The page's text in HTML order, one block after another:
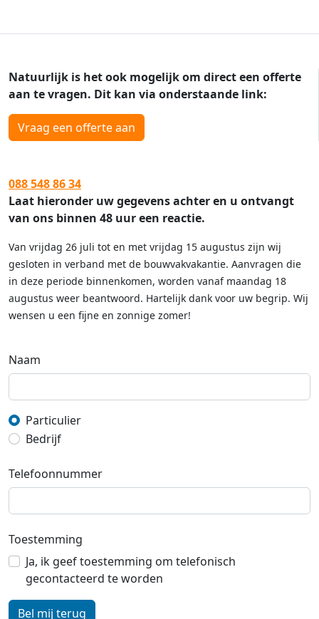
Natuurlijk is het ook mogelijk om direct een offerte
aan te vragen. Dit kan via onderstaande link:
Vraag een offerte aan
088 548 86 34
Laat hieronder uw gegevens achter en u ontvangt
van ons binnen 48 uur een reactie.
Van vrijdag 26 juli tot en met vrijdag 15 augustus zijn wij
gesloten in verband met de bouwvakvakantie. Aanvragen die
in deze periode binnenkomen, worden vanaf maandag 18
augustus weer beantwoord. Hartelijk dank voor uw begrip. Wij
wensen u een fijne en zonnige zomer!
Naam
Particulier
Bedrijf
Telefoonnummer
Toestemming
Ja, ik geef toestemming om telefonisch
gecontacteerd te worden